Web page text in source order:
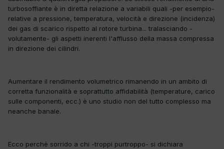
turbosoffiante è in diretta relazione a variabili quali -per esempio-
relative a pressione, temperatura, velocità e direzione (incidenza)
dei gas di scarico rispetto al rotore turbina... tralasciando -
volutamente- gli aspetti inerenti l'afflusso della massa compressa
in direzione dei cilindri.
Aumentare il rendimento volumetrico rimanendo in un ambito di
corretta funzionalità e soprattutto affidabilità (temperature, carico
sulle componenti, ecc.) è uno studio non del tutto complesso ma
neanche banale.
Ecco perchè sorrido a chi -troppi purtroppo- si dichiara